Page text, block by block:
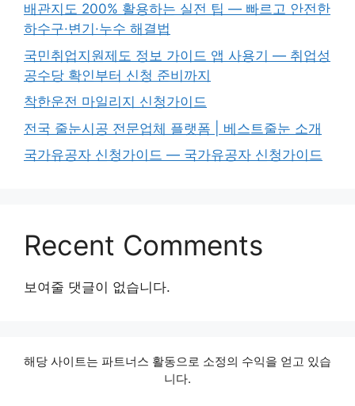
배관지도 200% 활용하는 실전 팁 — 빠르고 안전한
하수구·변기·누수 해결법
국민취업지원제도 정보 가이드 앱 사용기 — 취업성
공수당 확인부터 신청 준비까지
착한운전 마일리지 신청가이드
전국 줄눈시공 전문업체 플랫폼 | 베스트줄눈 소개
국가유공자 신청가이드 — 국가유공자 신청가이드
Recent Comments
보여줄 댓글이 없습니다.
해당 사이트는 파트너스 활동으로 소정의 수익을 얻고 있습
니다.